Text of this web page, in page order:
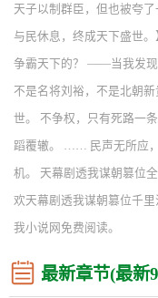
天子以制群臣，但也被夸
与民休息，终成天下盛世
争霸天下的？ ——当我发现
不是名将刘裕，不是北朝
世。 不争权，只有死路一
蹈覆辙。 …… 民声无所应
机。 天幕剧透我谋朝篡位
欢天幕剧透我谋朝篡位千
我小说网免费阅读。
最新章节(最新